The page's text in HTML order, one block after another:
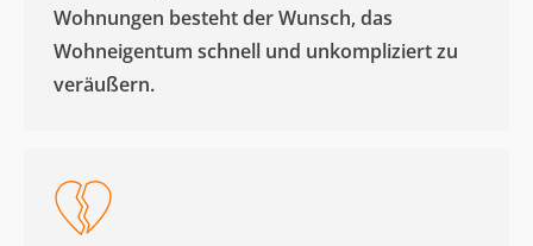
Wohnungen besteht der Wunsch, das
Wohneigentum schnell und unkompliziert zu
veräußern. ​